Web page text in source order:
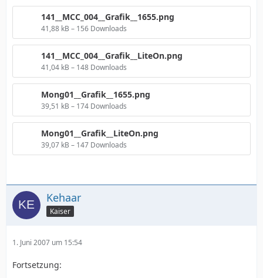
141__MCC_004__Grafik__1655.png
41,88 kB – 156 Downloads
141__MCC_004__Grafik__LiteOn.png
41,04 kB – 148 Downloads
Mong01__Grafik__1655.png
39,51 kB – 174 Downloads
Mong01__Grafik__LiteOn.png
39,07 kB – 147 Downloads
Kehaar
Kaiser
1. Juni 2007 um 15:54
Fortsetzung: